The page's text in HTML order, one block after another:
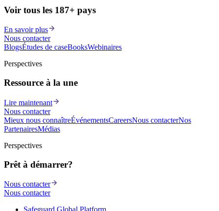
Voir tous les 187+ pays
En savoir plus
Nous contacter
BlogsÉtudes de caseBooksWebinaires
Perspectives
Ressource à la une
Lire maintenant
Nous contacter
Mieux nous connaîtreÉvénementsCareersNous contacterNos
PartenairesMédias
Perspectives
Prêt à démarrer?
Nous contacter
Nous contacter